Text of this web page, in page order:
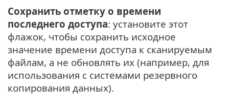
Сохранить отметку о времени
последнего доступа: установите этот
флажок, чтобы сохранить исходное
значение времени доступа к сканируемым
файлам, а не обновлять их (например, для
использования с системами резервного
копирования данных).